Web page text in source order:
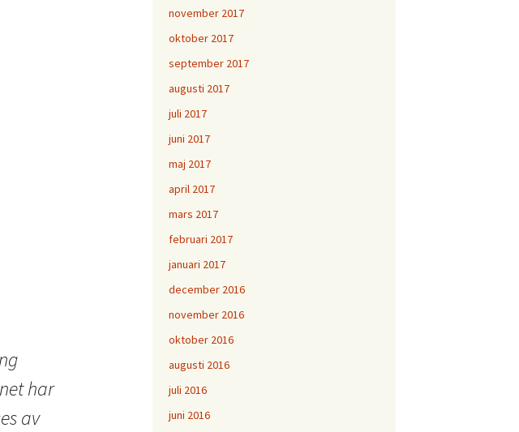
har
av
november 2017
oktober 2017
september 2017
augusti 2017
juli 2017
juni 2017
maj 2017
april 2017
mars 2017
februari 2017
januari 2017
december 2016
november 2016
oktober 2016
augusti 2016
juli 2016
juni 2016